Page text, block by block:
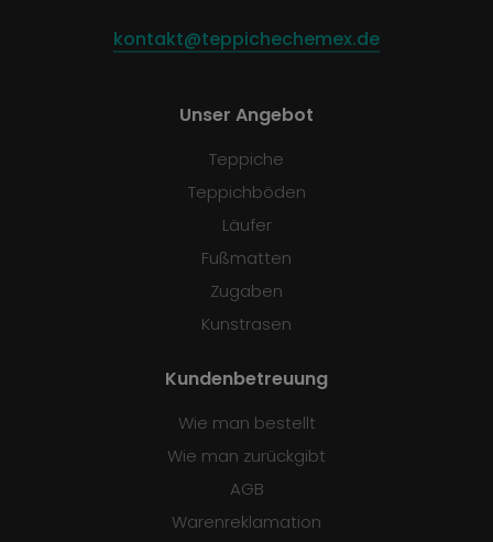
kontakt@teppichechemex.de
Unser Angebot
Teppiche
Teppichböden
Läufer
Fußmatten
Zugaben
Kunstrasen
Kundenbetreuung
Wie man bestellt
Wie man zurückgibt
AGB
Warenreklamation